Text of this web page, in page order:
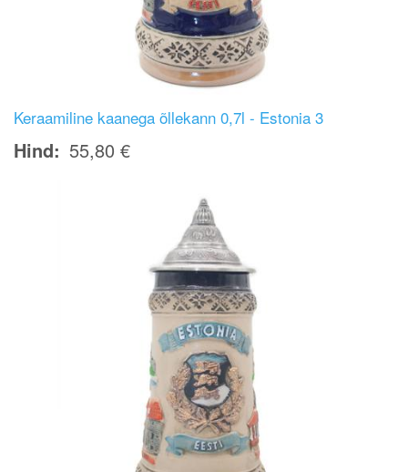
Keraamiline kaanega õllekann 0,7l - Estonia 3
Hind 55,80 €